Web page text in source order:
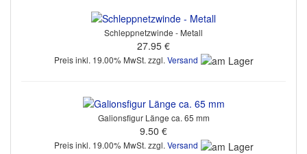
Schleppnetzwinde - Metall
27.95 €
Preis inkl. 19.00% MwSt. zzgl. Versand
Galionsfigur Länge ca. 65 mm
9.50 €
Preis inkl. 19.00% MwSt. zzgl.Versand